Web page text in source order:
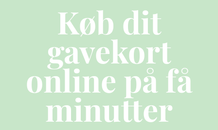
Køb dit
gavekort
online på få
minutter